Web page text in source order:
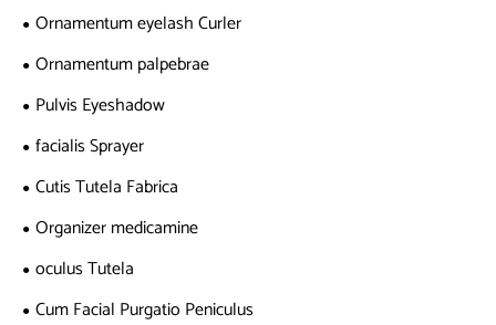
Ornamentum eyelash Curler
Ornamentum palpebrae
Pulvis Eyeshadow
facialis Sprayer
Cutis Tutela Fabrica
Organizer medicamine
oculus Tutela
Cum Facial Purgatio Peniculus